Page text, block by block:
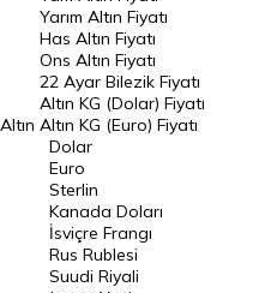
DÖVİZ
Döviz Kuru
Dolar Kuru
Euro Kuru
Pound Kuru
Frank Kuru
Riyal Kuru
Altın
Yarım Altın Fiyatı
Has Altın Fiyatı
Ons Altın Fiyatı
22 Ayar Bilezik Fiyatı
Altın KG (Dolar) Fiyatı
Altın KG (Euro) Fiyatı
Dolar
Euro
Sterlin
Kanada Doları
İsviçre Frangı
Rus Rublesi
Suudi Riyali